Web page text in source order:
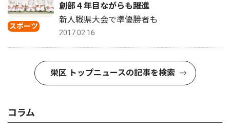
スポーツ
創部４年目ながらも躍進
新人戦県大会で準優勝者も
2017.02.16
栄区 トップニュースの記事を検索
コラム